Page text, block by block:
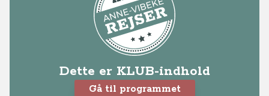
Dette er KLUB-indhold
Gå til programmet